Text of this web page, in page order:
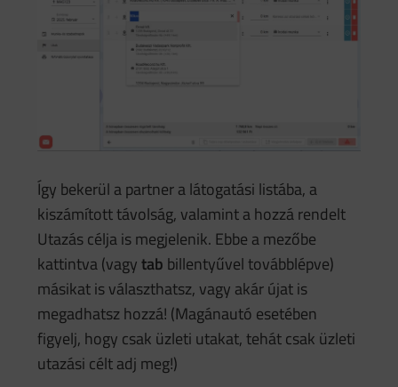
Így bekerül a partner a látogatási listába, a
kiszámított távolság, valamint a hozzá rendelt
Utazás célja is megjelenik. Ebbe a mezőbe
kattintva (vagytab billentyűvel továbblépve)
másikat is választhatsz, vagy akár újat is
megadhatsz hozzá! (Magánautó esetében
figyelj, hogy csak üzleti utakat, tehát csak üzleti
utazási célt adj meg!)